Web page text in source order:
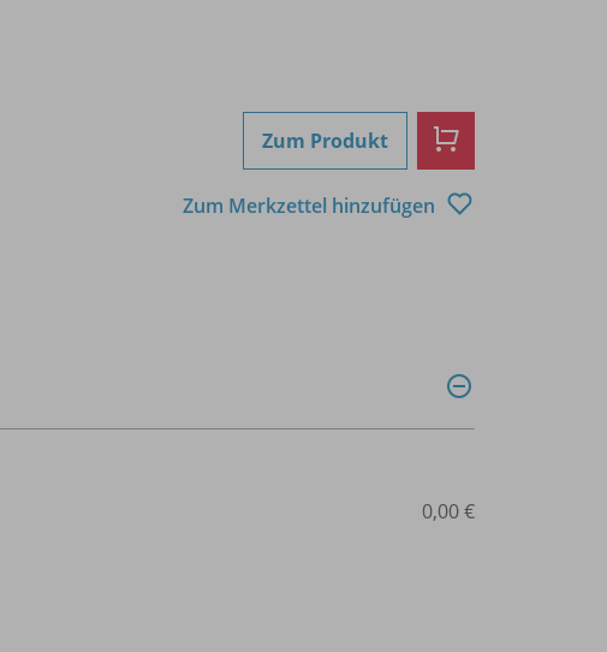
Zum Produkt
Zum Merkzettel hinzufügen
0,00 €